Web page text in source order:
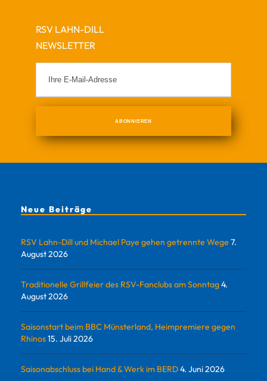
RSV LAHN-DILL
NEWSLETTER
Neue Beiträge
RSV Lahn-Dill und Michael Paye gehen getrennte Wege 7.
August 2026
Traditionelle Grillfeier des RSV-Fanclubs am Sonntag4.
August 2026
Saisonstart beim BBC Münsterland, Heimpremiere gegen
Rhinos15. Juli 2026
Saisonabschluss bei Hand & Werk im BERD4. Juni 2026